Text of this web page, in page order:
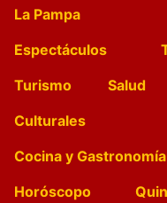
La Pampa
Espectáculos
Turismo
Salud
Culturales
Cocina y Gastronomía
Horóscopo